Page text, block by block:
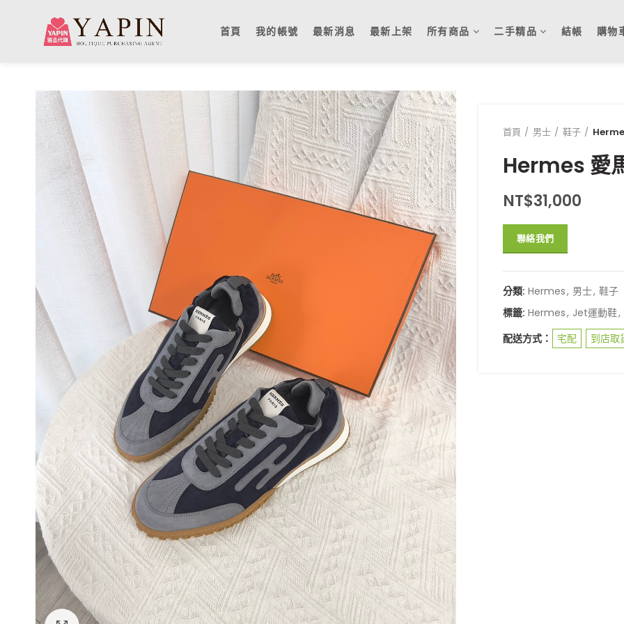
首頁 我的帳號 最新消息 最新上架 所有商品 二手精品 結帳 購物
首頁 男士 鞋子
Hermes 愛
NT$31,000
聯絡我們
分類: Hermes, 男士, 鞋子
標籤: Hermes, Jet運動鞋,
配送方式：
宅配 到店取